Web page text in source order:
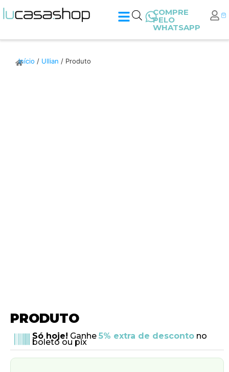
COMPRE
PELO
WHATSAPP
Início / Ullian / Produto
PRODUTO
Só hoje! Ganhe 5% extra de descontono
boleto ou pix